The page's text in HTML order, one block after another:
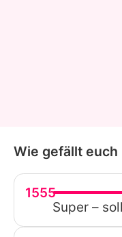
Wie gefällt euch
1555
Super –